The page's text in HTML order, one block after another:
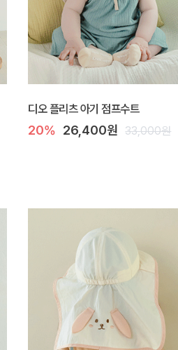
디오 플리츠 아기 점프수트
20% 26,400원 33,000원